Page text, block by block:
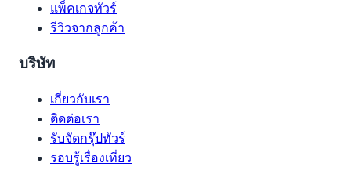
แพ็คเกจทัวร์
รีวิวจากลูกค้า
บริษัท
เกี่ยวกับเรา
ติดต่อเรา
รับจัดกรุ๊ปทัวร์
รอบรู้เรื่องเที่ยว